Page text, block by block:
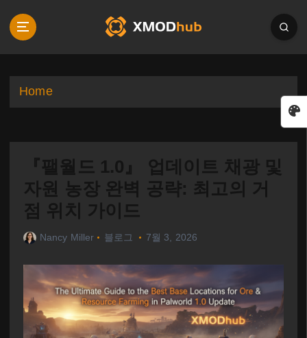
p
Home
『팰월드 1.0』 업데이트 채광 및
자원 농장 완벽 공략: 최고의 거
점 위치 가이드
Nancy Miller 블로그 7월 3, 2026